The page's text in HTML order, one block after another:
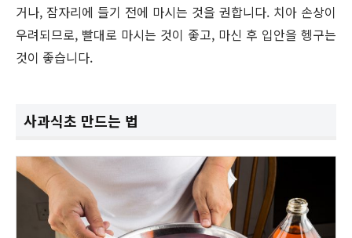
거나, 잠자리에 들기 전에 마시는 것을 권합니다. 치아 손상이
우려되므로, 빨대로 마시는 것이 좋고, 마신 후 입안을 헹구는
것이 좋습니다.
사과식초 만드는 법